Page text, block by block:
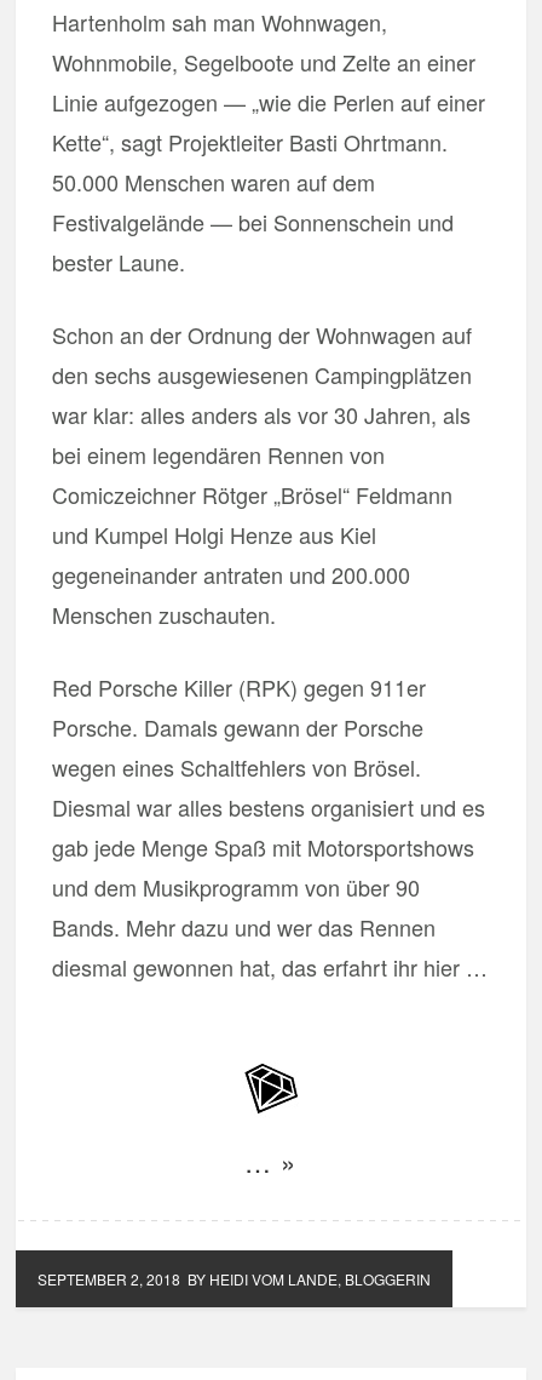
Hartenholm sah man Wohnwagen,
Wohnmobile, Segelboote und Zelte an einer
Linie aufgezogen — „wie die Perlen auf einer
Kette“, sagt Projektleiter Basti Ohrtmann.
50.000 Menschen waren auf dem
Festivalgelände — bei Sonnenschein und
bester Laune.
Schon an der Ordnung der Wohnwagen auf
den sechs ausgewiesenen Campingplätzen
war klar: alles anders als vor 30 Jahren, als
bei einem legendären Rennen von
Comiczeichner Rötger „Brösel“ Feldmann
und Kumpel Holgi Henze aus Kiel
gegeneinander antraten und 200.000
Menschen zuschauten.
Red Porsche Killer (RPK) gegen 911er
Porsche. Damals gewann der Porsche
wegen eines Schaltfehlers von Brösel.
Diesmal war alles bestens organisiert und es
gab jede Menge Spaß mit Motorsportshows
und dem Musikprogramm von über 90
Bands. Mehr dazu und wer das Rennen
diesmal gewonnen hat, das erfahrt ihr hier …
… »
SEPTEMBER 2, 2018 BY HEIDI VOM LANDE, BLOGGERIN